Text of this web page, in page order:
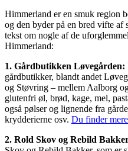
Himmerland er en smuk region
og den byder på en bred vifte af
tekst om nogle af de
Himmerland:
1. Gårdbutikken Løvegården:
gårdbutikker, blandt andet
og Støvring – mellem Aalborg
glutenfri øl, brød, kage, mel,
også pølser og lignende fra
krydderierne osv. Du finder
2. Rold Skov og Rebild